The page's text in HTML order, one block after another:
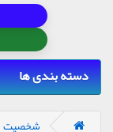
دسته بندی ها
شخصیت